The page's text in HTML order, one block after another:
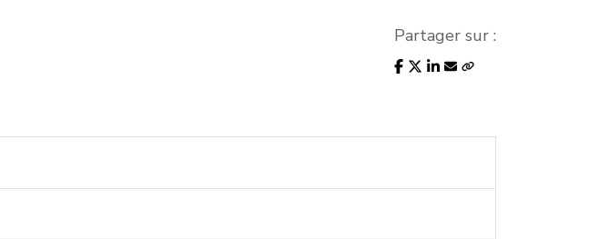
Partager sur :